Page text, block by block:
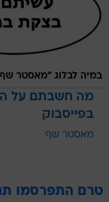
במיה לבלוג "מאסטר
מה חשבתם על
בפייסבוק
מאסטר שף
טרם התפרסמו